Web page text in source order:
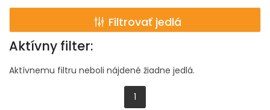
Filtrovať jedlá
Aktívny filter:
Aktívnemu filtru neboli nájdené žiadne jedlá.
1